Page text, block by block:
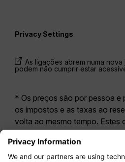
Privacy Settings
As ligações abrem numa
podem não cumprir estar
* Os preços são por pessoa e
os impostos e as taxas ao
volta ao mesmo tempo. Estes
estar atualizados. As tarifas
Economy Class